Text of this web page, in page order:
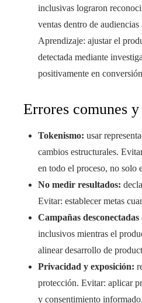
inclusivas lograron
ventas dentro de audiencias
Aprendizaje: ajustar el
detectada mediante
positivamente en
Errores comunes
Tokenismo: usar
cambios estructurales.
en todo el proceso, no solo
No medir resultados:
Evitar: establecer metas
Campañas
inclusivos mientras el
alinear desarrollo de
Privacidad y exposición:
protección. Evitar: aplicar
y consentimiento informado.